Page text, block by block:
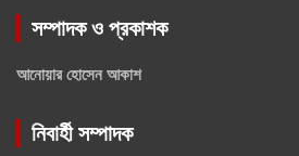
সম্পাদক ও প্রকাশক
আনোয়ার হোসেন আকাশ
নিবার্হী সম্পাদক